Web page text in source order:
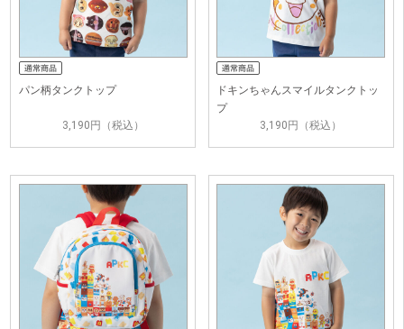
パン柄タンクトップ
3,190円（税込）
ドキンちゃんスマイルタンクトッ
プ
3,190円（税込）